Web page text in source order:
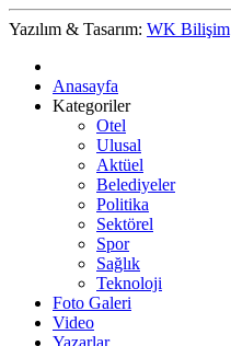
Yazılım & Tasarım: WK Bilişim
Anasayfa
Kategoriler
Otel
Ulusal
Aktüel
Belediyeler
Politika
Sektörel
Spor
Sağlık
Teknoloji
Foto Galeri
Video
Yazarlar